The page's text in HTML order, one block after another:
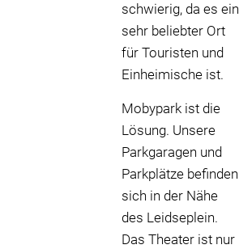
schwierig, da es ein
sehr beliebter Ort
für Touristen und
Einheimische ist.
Mobypark ist die
Lösung. Unsere
Parkgaragen und
Parkplätze befinden
sich in der Nähe
des Leidseplein.
Das Theater ist nur